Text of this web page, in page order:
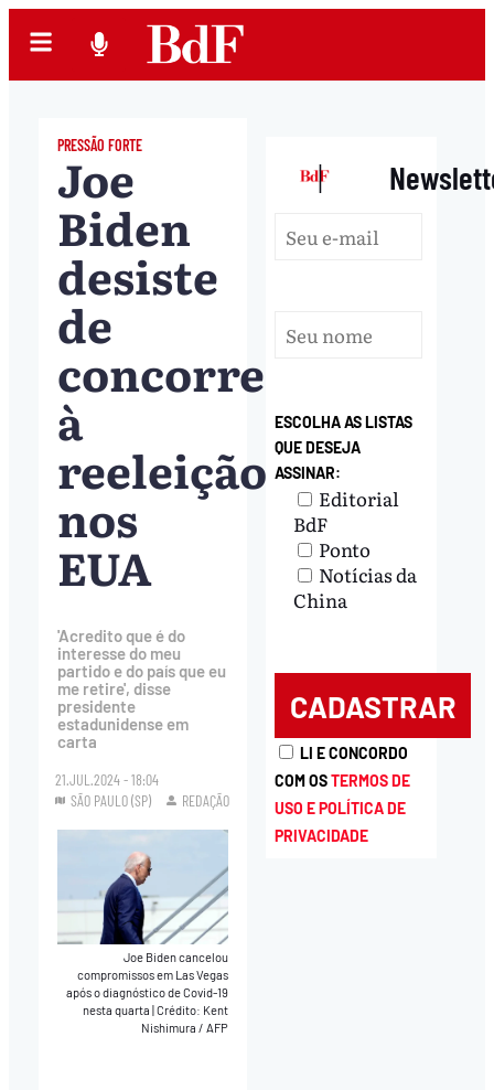
PRESSÃO FORTE
Joe
Biden
desiste
de
concorrer
à
reeleição
nos
EUA
'Acredito que é do
interesse do meu
partido e do país que eu
me retire', disse
presidente
estadunidense em
carta
21.JUL.2024 - 18:04
SÃO PAULO (SP)
REDAÇÃO
Joe Biden cancelou
compromissos em Las Vegas
após o diagnóstico de Covid-19
nesta quarta|Crédito: Kent
Nishimura / AFP
|
ESCOLHA AS LISTAS
QUE DESEJA
ASSINAR:
Editorial
BdF
Ponto
Notícias da
China
LI E CONCORDO
COM OSTERMOS DE
USO E POLÍTICA DE
PRIVACIDADE